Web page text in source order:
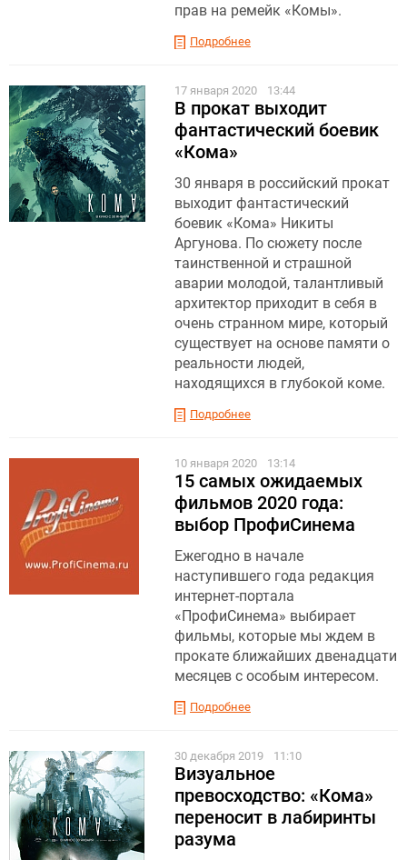
прав на ремейк «Комы».
Подробнее
17 января 2020 13:44
В прокат выходит
фантастический боевик
«Кома»
30 января в российский прокат
выходит фантастический
боевик «Кома» Никиты
Аргунова. По сюжету после
таинственной и страшной
аварии молодой, талантливый
архитектор приходит в себя в
очень странном мире, который
существует на основе памяти о
реальности людей,
находящихся в глубокой коме.
Подробнее
10 января 2020 13:14
15 самых ожидаемых
фильмов 2020 года:
выбор ПрофиСинема
Ежегодно в начале
наступившего года редакция
интернет-портала
«ПрофиСинема» выбирает
фильмы, которые мы ждем в
прокате ближайших двенадцати
месяцев с особым интересом.
Подробнее
30 декабря 2019 11:10
Визуальное
превосходство: «Кома»
переносит в лабиринты
разума